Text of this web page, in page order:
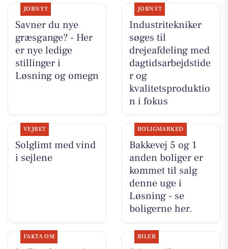
JOBNYT
Savner du nye
græsgange? - Her
er nye ledige
stillinger i
Løsning og omegn
JOBNYT
Industritekniker
søges til
drejeafdeling med
dagtidsarbejdstide
r og
kvalitetsproduktio
n i fokus
VEJRET
Solglimt med vind
i sejlene
BOLIGMARKED
Bakkevej 5 og 1
anden boliger er
kommet til salg
denne uge i
Løsning - se
boligerne her.
FAKTA OM BILER